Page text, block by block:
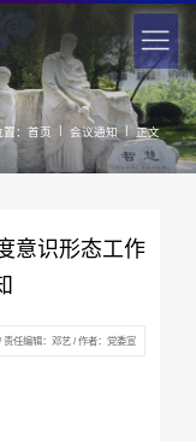
： 首页 | 会议通知 | 正文
意识形态工作
责任编辑：邓艺 / 作者：党委宣